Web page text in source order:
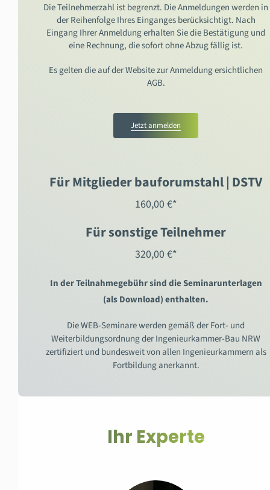
Für Mitglieder bauforumstahl | DSTV
160,00 €*
Für sonstige Teilnehmer
320,00 €*
In der Teilnahmegebühr sind die Seminarunterlagen
(als Download) enthalten.
Die WEB-Seminare werden gemäß der Fort- und
Weiterbildungsordnung der Ingenieurkammer-Bau NRW
zertifiziert und bundesweit von allen Ingenieurkammern als
Fortbildung anerkannt.
Die Teilnehmerzahl ist begrenzt. Die Anmeldungen werden in
der Reihenfolge Ihres Einganges berücksichtigt. Nach
Eingang Ihrer Anmeldung erhalten Sie die Bestätigung und
eine Rechnung, die sofort ohne Abzug fällig ist.
Es gelten die auf der Website zur Anmeldung ersichtlichen
AGB.
Jetzt anmelden
Ihr Experte